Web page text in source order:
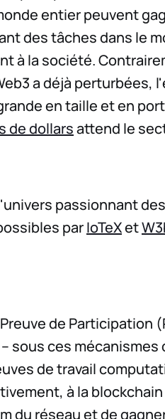
entier peuvent
des tâches dans le
à la société.
a déjà perturbées,
en taille et en
de dollarsattend le
passionnant
parIoTeXet
de Participation
sous ces mécanismes
de travail
à la
du réseau et de